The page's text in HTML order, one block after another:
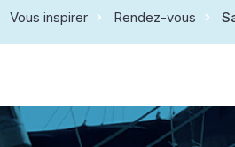
Vous inspirer Rendez-vous